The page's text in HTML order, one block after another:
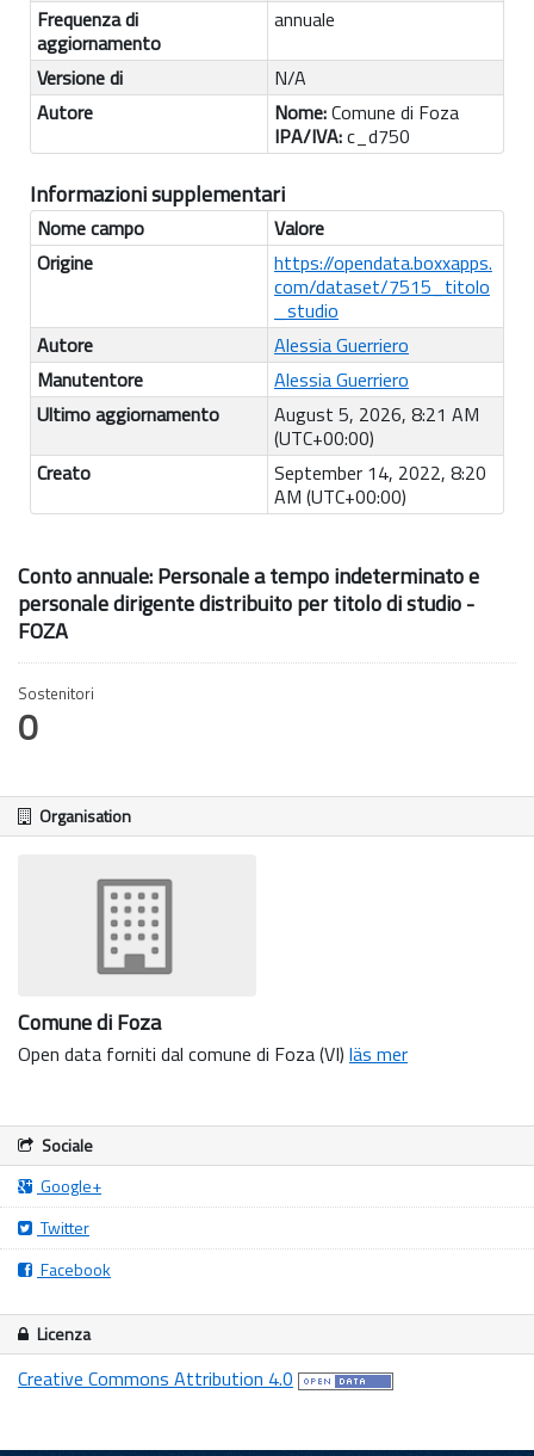
Frequenza di
aggiornamento
annuale
Versione di
N/A
Autore
Nome:Comune di Foza
IPA/IVA:c_d750
Informazioni supplementari
Nome campo
Valore
Origine
https://opendata.boxxapps.
com/dataset/7515_titolo
_studio
Autore
Alessia Guerriero
Manutentore
Alessia Guerriero
Ultimo aggiornamento
August 5, 2026, 8:21 AM
(UTC+00:00)
Creato
September 14, 2022, 8:20
AM (UTC+00:00)
Conto annuale: Personale a tempo indeterminato e
personale dirigente distribuito per titolo di studio -
FOZA
Sostenitori
0
Organisation
Comune di Foza
Open data forniti dal comune di Foza (VI) läs mer
Sociale
Google+
Twitter
Facebook
Licenza
Creative Commons Attribution 4.0